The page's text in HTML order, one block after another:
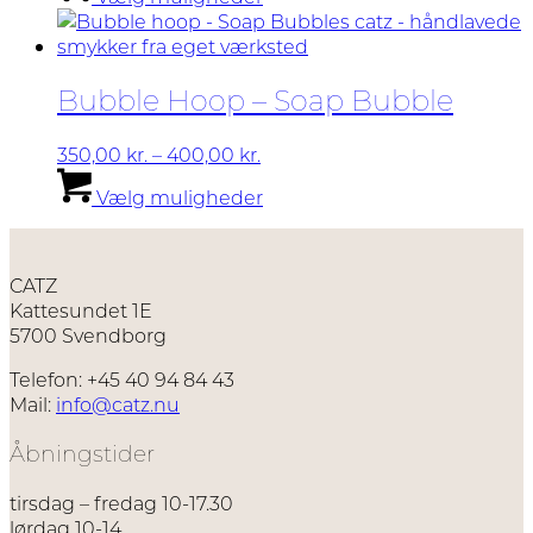
varesiden
har
flere
Mulighederne
varesiden
Bubble Hoop – Soap Bubble
350,00 kr.–400,00 kr.
til
400,00 kr.
Vælg mulighedervare
har
CATZ
Kattesundet 1E
5700 Svendborg
Telefon: +45 40 94 84 43
Mail: info@catz.nu
Åbningstider
tirsdag – fredag 10-17.30
lørdag 10-14